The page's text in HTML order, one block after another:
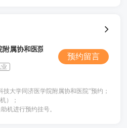
属协和医院
预约留言
大学同济医学院附属协和医院”预约；
）；
机进行预约挂号。